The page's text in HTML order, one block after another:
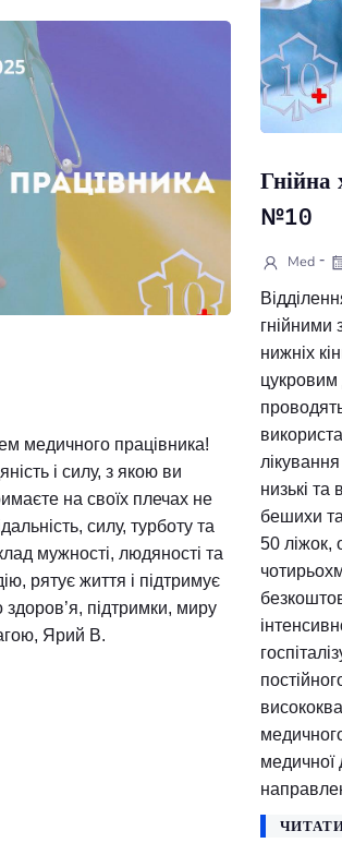
проспект, 59Б +380 (67) 209 54
направленням від
— Днем медичного працівника!
тримаєте на своїх плечах не
силу, турботу та